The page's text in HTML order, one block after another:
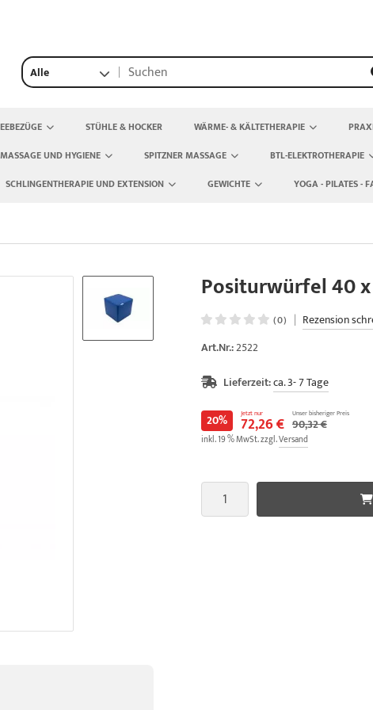
Alle
STÜHLE & HOCKER WÄRME- & KÄLTETHERAPIE
UND HYGIENE SPITZNER MASSAGE BTL-ELEKTROTHERAPIE
SCHLINGENTHERAPIE UND EXTENSION GEWICHTE YOGA - PILATES -
Positurwürfel 40
(0) | Rezension
Art.Nr.:2522
Lieferzeit:ca. 3- 7 Tage
Jetzt nur
72,26 € Unser bisheriger Preis
90,32 €
20%
inkl. 19 % MwSt. zzgl.Versand